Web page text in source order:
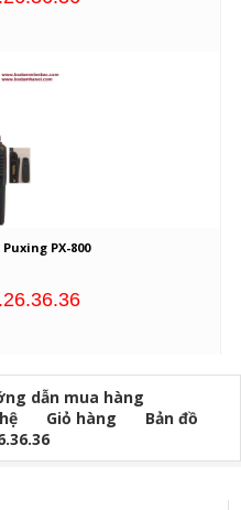
PX-800
dẫn mua hàng
Giỏ hàng
Bản đồ